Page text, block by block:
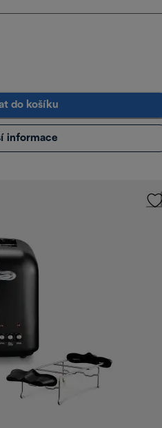
do košíku
informace